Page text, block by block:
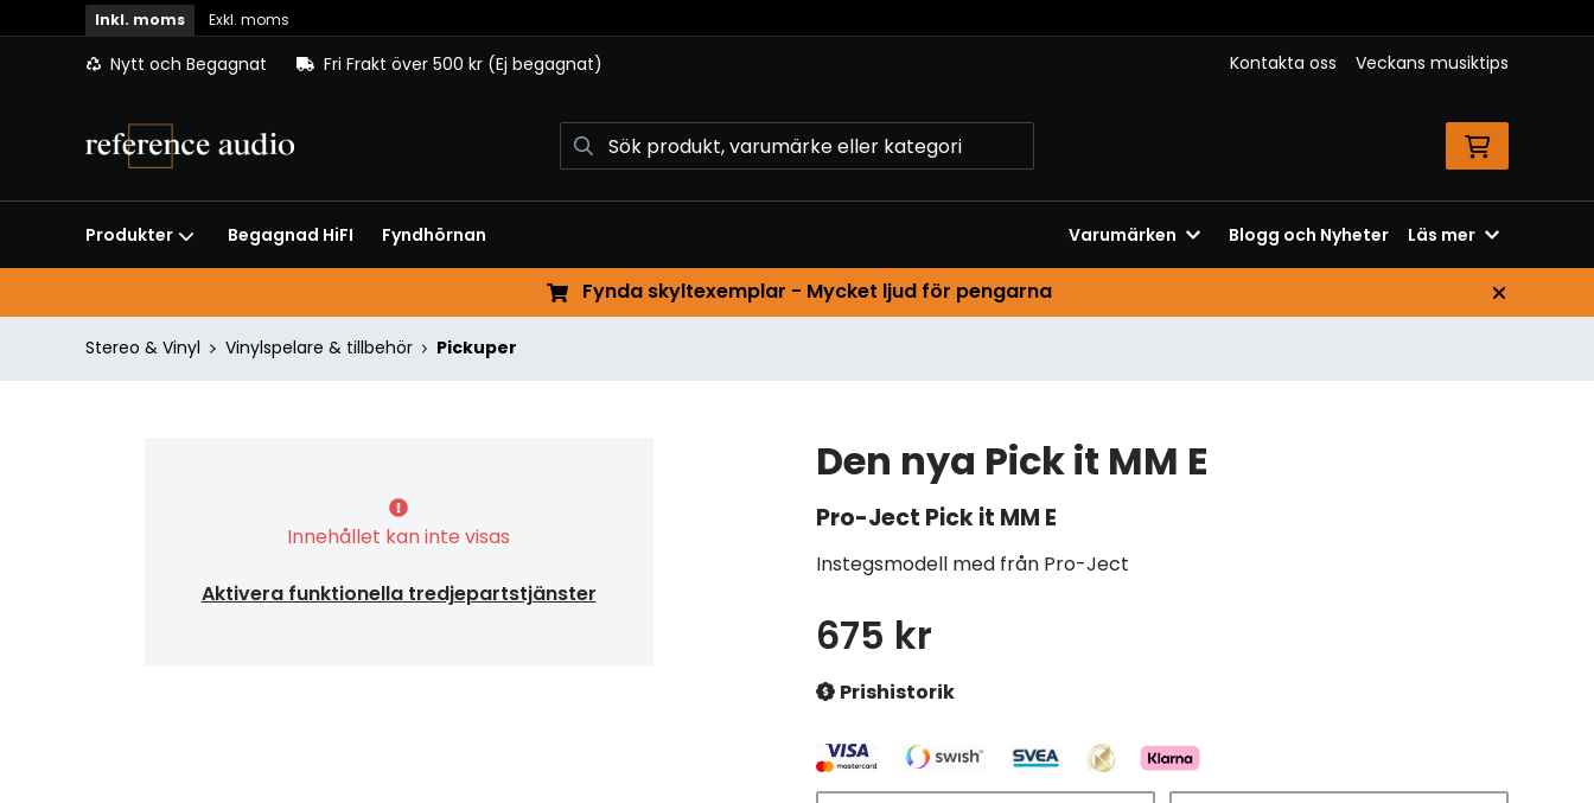
Inkl. moms Exkl. moms
Nytt och Begagnat Fri Frakt över 500 kr (Ej begagnat) Kontakta oss Veckans musiktips
Produkter Begagnad HiFI Fyndhörnan Varumärken Blogg och Nyheter Läs mer
Fynda skyltexemplar - Mycket ljud för pengarna
Stereo & Vinyl Vinylspelare & tillbehör Pickuper
Innehållet kan inte visas
Aktivera funktionella tredjepartstjänster
Den nya Pick it MM E
Pro-Ject Pick it MM E
Instegsmodell med från Pro-Ject
675 kr
Prishistorik